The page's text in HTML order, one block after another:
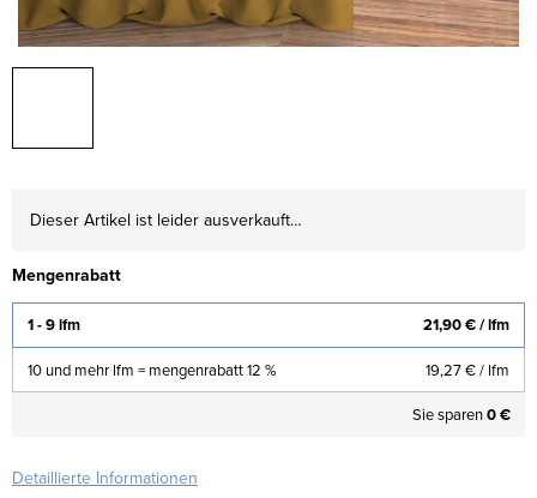
Dieser Artikel ist leider ausverkauft…
Mengenrabatt
1 - 9 lfm 21,90 €/ lfm
10 und mehr lfm = mengenrabatt 12 % 19,27 €/ lfm
Sie sparen0 €
Detaillierte Informationen